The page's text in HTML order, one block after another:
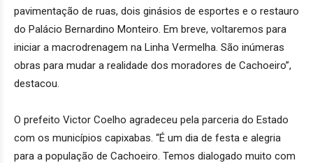
pavimentação de ruas, dois ginásios de esportes e o restauro
do Palácio Bernardino Monteiro. Em breve, voltaremos para
iniciar a macrodrenagem na Linha Vermelha. São inúmeras
obras para mudar a realidade dos moradores de Cachoeiro”,
destacou.
O prefeito Victor Coelho agradeceu pela parceria do Estado
com os municípios capixabas. “É um dia de festa e alegria
para a população de Cachoeiro. Temos dialogado muito com